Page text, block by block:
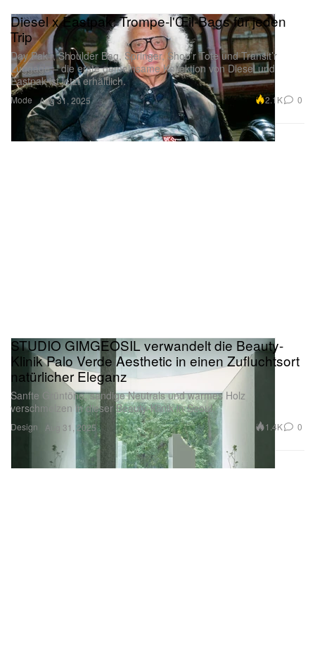
Mode
Diesel x Eastpak: Trompe-l'Œil-Bags für jeden
Trip
Day Pak’r, Shoulder Bag, Springer, Shop’r Tote und Transit’r
Luggage – die erste gemeinsame Kollektion von Diesel und
Eastpak ist jetzt erhältlich.
Aug 31, 2025 2.1K 0
Design
STUDIO GIMGEOSIL verwandelt die Beauty-
Klinik Palo Verde Aesthetic in einen Zufluchtsort
natürlicher Eleganz
Sanfte Grüntöne, sandige Neutrals und warmes Holz
verschmelzen in dieser Beauty-Klinik in Seoul.
Aug 31, 2025 1.4K 0